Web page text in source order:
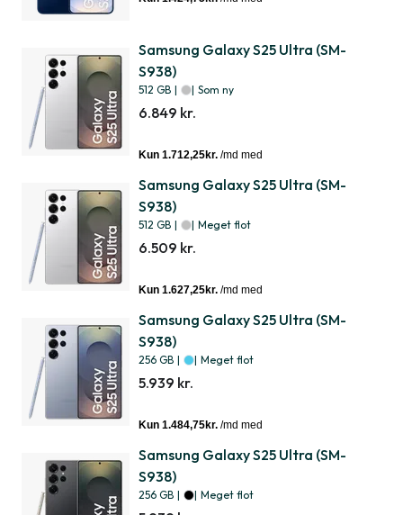
Samsung Galaxy S25 Ultra (SM-
S938)
512 GB | | Som ny
6.849 kr.
Samsung Galaxy S25 Ultra (SM-
S938)
512 GB | | Meget flot
6.509 kr.
Samsung Galaxy S25 Ultra (SM-
S938)
256 GB | | Meget flot
5.939 kr.
Samsung Galaxy S25 Ultra (SM-
S938)
256 GB | | Meget flot